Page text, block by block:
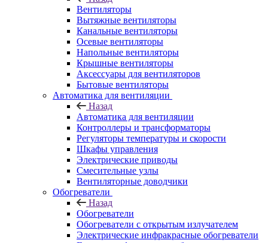
Вентиляторы
Вытяжные вентиляторы
Канальные вентиляторы
Осевые вентиляторы
Напольные вентиляторы
Крышные вентиляторы
Аксессуары для вентиляторов
Бытовые вентиляторы
Автоматика для вентиляции
Назад
Автоматика для вентиляции
Контроллеры и трансформаторы
Регуляторы температуры и скорости
Шкафы управления
Электрические приводы
Смесительные узлы
Вентиляторные доводчики
Обогреватели
Назад
Обогреватели
Обогреватели с открытым излучателем
Электрические инфракрасные обогреватели